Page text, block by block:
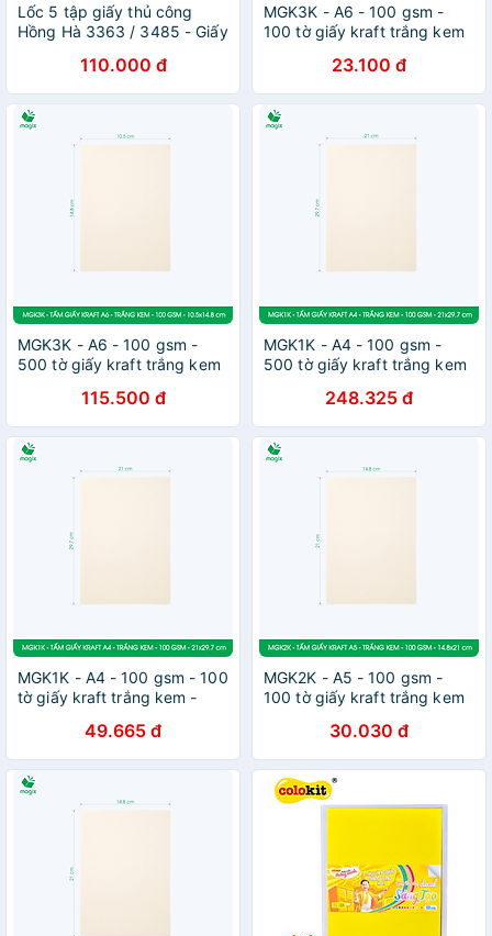
Lốc 5 tập giấy thủ công
Hồng Hà 3363 / 3485 - Giấy
110.000 đ
MGK3K - A6 - 100 gsm -
100 tờ giấy kraft trắng kem
ruột sổ, vẽ phác thảo
23.100 đ
MGK3K - A6 - 100 gsm -
500 tờ giấy kraft trắng kem
ruột sổ, vẽ phác thảo
115.500 đ
MGK1K - A4 - 100 gsm -
500 tờ giấy kraft trắng kem
ruột sổ, vẽ phác thảo
248.325 đ
MGK1K - A4 - 100 gsm - 100
tờ giấy kraft trắng kem -
sổ, vẽ phác thảo
49.665 đ
MGK2K - A5 - 100 gsm -
100 tờ giấy kraft trắng kem
ruột sổ, vẽ phác thảo
30.030 đ